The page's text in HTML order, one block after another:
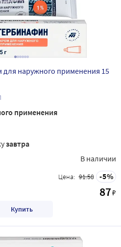
наружного применения 15
применения
завтра
В наличии
Цена: 91.58 5
87₽
Купить